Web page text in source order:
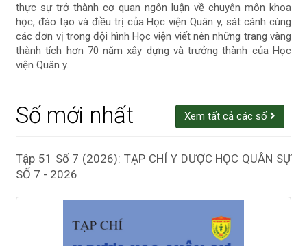
thực sự trở thành cơ quan ngôn luận về chuyên môn khoa
học, đào tạo và điều trị của Học viện Quân y, sát cánh cùng
các đơn vị trong đội hình Học viện viết nên những trang vàng
thành tích hơn 70 năm xây dựng và trưởng thành của Học
viện Quân y.
Số mới nhất Xem tất cả các số
Tập 51 Số 7 (2026): TẠP CHÍ Y DƯỢC HỌC QUÂN SỰ
SỐ 7 - 2026